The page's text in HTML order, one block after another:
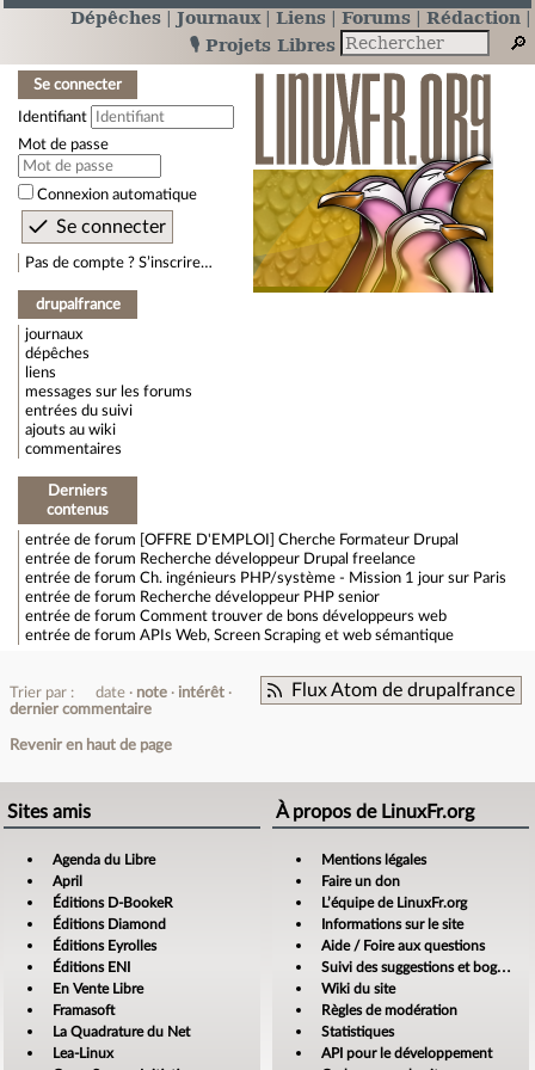
Dépêches Journaux Liens Forums
Rédaction
🎙️ Projets Libres
Se connecter
Identifiant
Mot de passe
Connexion automatique
Pas de compte ? S’inscrire…
drupalfrance
journaux
dépêches
liens
messages sur les forums
entrées du suivi
ajouts au wiki
commentaires
Derniers
contenus
entrée de forum
[OFFRE D'EMPLOI] Cherche Formateur Drupal
entrée de forum Recherche développeur Drupal freelance
entrée de forum Ch. ingénieurs PHP/système - Mission 1 jour sur Paris
entrée de forum Recherche développeur PHP senior
entrée de forum Comment trouver de bons développeurs web
entrée de forum APIs Web, Screen Scraping et web sémantique
Flux Atom de drupalfrance
Trier par : date note
intérêt
dernier commentaire
Revenir en haut de page
Sites amis
Agenda du Libre
April
Éditions D-BookeR
Éditions Diamond
Éditions Eyrolles
Éditions ENI
En Vente Libre
Framasoft
La Quadrature du Net
Lea-Linux
À propos de LinuxFr.org
Mentions légales
Faire un don
L’équipe de LinuxFr.org
Informations sur le site
Aide / Foire aux questions
Suivi des suggestions et bogues
Wiki du site
Règles de modération
Statistiques
API pour le développement